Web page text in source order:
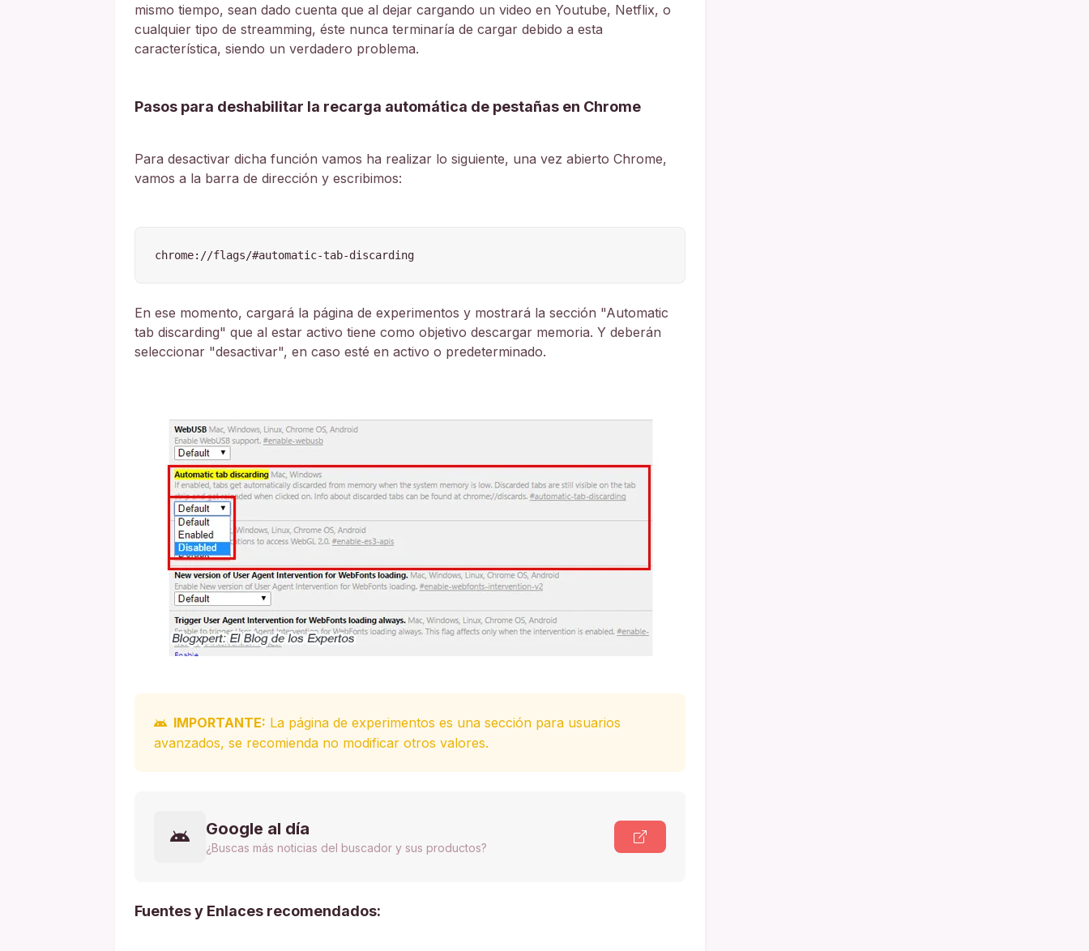
mismo tiempo, sean dado cuenta que al dejar cargando un video en Youtube, Netflix, o
cualquier tipo de streamming, éste nunca terminaría de cargar debido a esta
característica, siendo un verdadero problema.
Pasos para deshabilitar la recarga automática de pestañas en Chrome
Para desactivar dicha función vamos ha realizar lo siguiente, una vez abierto Chrome,
vamos a la barra de dirección y escribimos:
chrome://flags/#automatic-tab-discarding
En ese momento, cargará la página de experimentos y mostrará la sección "Automatic
tab discarding" que al estar activo tiene como objetivo descargar memoria. Y deberán
seleccionar "desactivar", en caso esté en activo o predeterminado.
IMPORTANTE: La página de experimentos es una sección para usuarios
avanzados, se recomienda no modificar otros valores.
Google al día
¿Buscas más noticias del buscador y sus productos?
Fuentes y Enlaces recomendados: